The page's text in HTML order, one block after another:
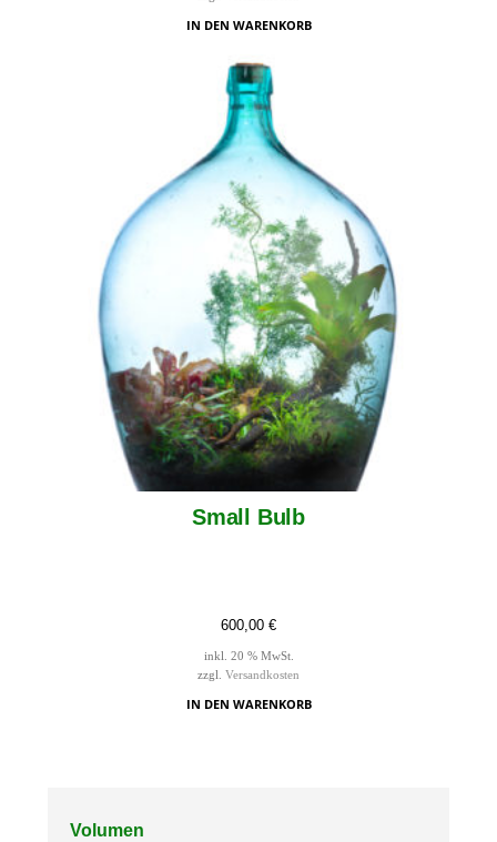
IN DEN WARENKORB
Small Bulb
600,00 €
inkl. 20 % MwSt.
zzgl. Versandkosten
IN DEN WARENKORB
Volumen